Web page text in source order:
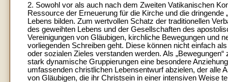
2. Sowohl vor als auch nach dem Zweiten Vatikanischen
Ressource der Erneuerung für die Kirche und die
Lebens bilden. Zum wertvollen Schatz der traditionellen
des geweihten Lebens und der Gesellschaften des
Vereinigungen von Gläubigen, kirchliche Bewegungen und
vorliegenden Schreiben geht. Diese können nicht einfach
oder sozialen Zieles verstanden werden. Als
stark dynamische Gruppierungen eine besondere
umfassenden christlichen Lebensentwurf abzielen, der
von Gläubigen, die ihr Christsein in einer intensiven Weise